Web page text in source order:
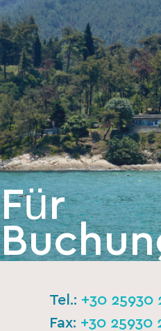
Für
Tel.: +30 25930
Fax: +30 25930